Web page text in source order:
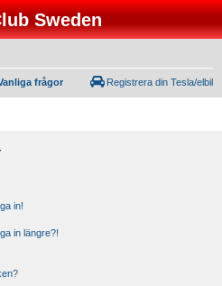
Sweden
frågor Registrera din Tesla/elbil
in!
in längre?!